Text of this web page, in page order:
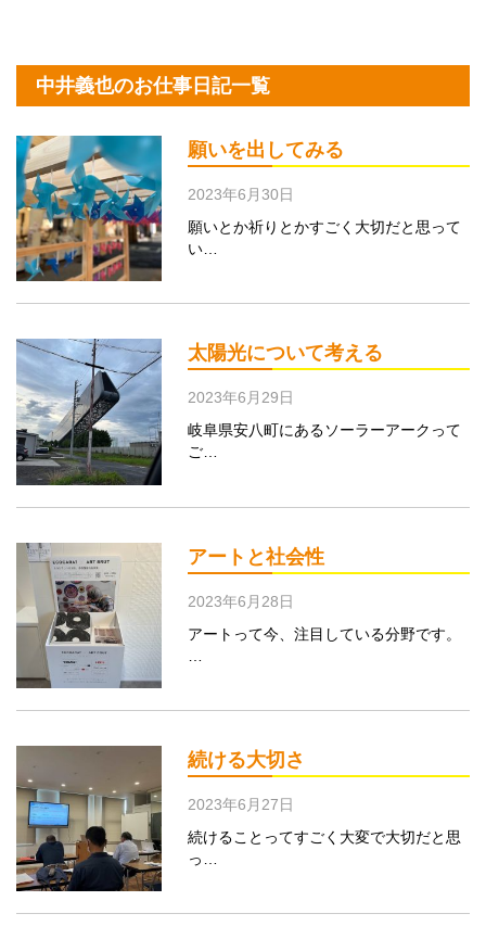
中井義也のお仕事日記一覧
願いを出してみる
2023年6月30日
願いとか祈りとかすごく大切だと思って
い…
太陽光について考える
2023年6月29日
岐阜県安八町にあるソーラーアークって
ご…
アートと社会性
2023年6月28日
アートって今、注目している分野です。
続ける大切さ
2023年6月27日
続けることってすごく大変で大切だと思
っ…